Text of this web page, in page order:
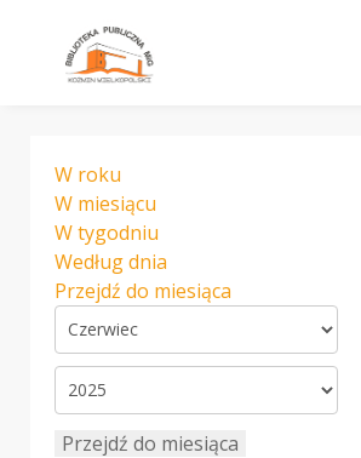
W roku
W miesiącu
W tygodniu
Według dnia
Przejdź do miesiąca
Przejdź do miesiąca